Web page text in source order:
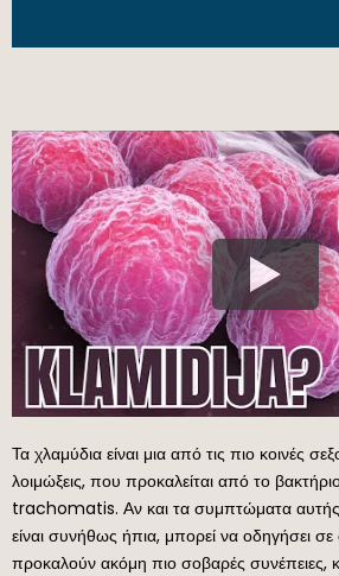
Τα χλαμύδια είναι μια από τις πιο κοινές
λοιμώξεις, που προκαλείται από το
trachomatis. Αν και τα συμπτώματα αυτής
είναι συνήθως ήπια, μπορεί να οδηγήσει
προκαλούν ακόμη πιο σοβαρές συνέπειες,